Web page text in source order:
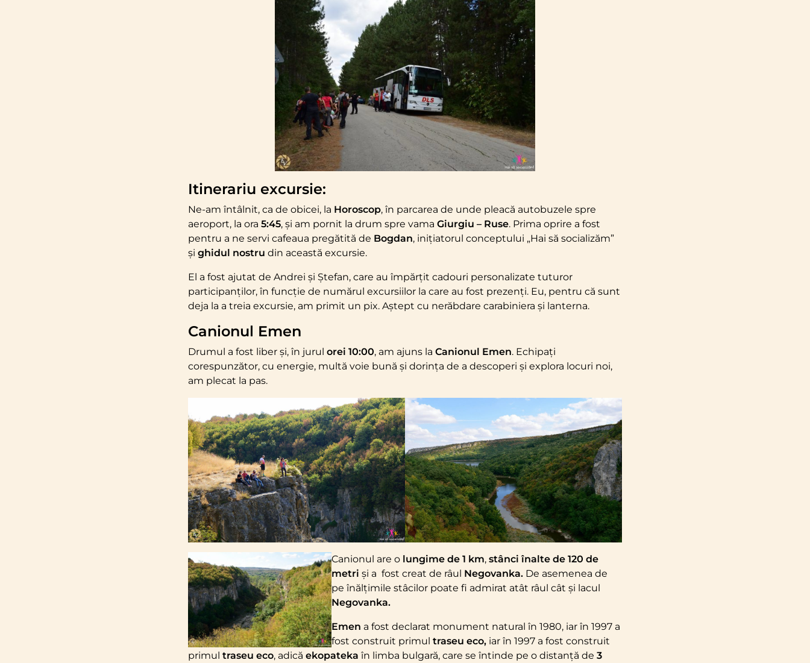
Itinerariu excursie:
Ne-am întâlnit, ca de obicei, la Horoscop, în parcarea de unde pleacă autobuzele spre
aeroport, la ora 5:45, și am pornit la drum spre vama Giurgiu – Ruse. Prima oprire a fost
pentru a ne servi cafeaua pregătită de Bogdan, inițiatorul conceptului „Hai să socializăm”
și ghidul nostru din această excursie.
El a fost ajutat de Andrei și Ștefan, care au împărțit cadouri personalizate tuturor
participanților, în funcție de numărul excursiilor la care au fost prezenți. Eu, pentru că sunt
deja la a treia excursie, am primit un pix. Aștept cu nerăbdare carabiniera și lanterna.
Canionul Emen
Drumul a fost liber și, în jurul orei 10:00, am ajuns la Canionul Emen. Echipați
corespunzător, cu energie, multă voie bună și dorința de a descoperi și explora locuri noi,
am plecat la pas.
Canionul are o lungime de 1 km, stânci înalte de 120 de
metri și a fost creat de râul Negovanka. De asemenea de
pe înălțimile stâcilor poate fi admirat atât râul cât și lacul
Negovanka.
Emen a fost declarat monument natural în 1980, iar în 1997 a
fost construit primul traseu eco,iar în 1997 a fost construit
primul traseu eco, adică ekopateka în limba bulgară, care se întinde pe o distanță de 3